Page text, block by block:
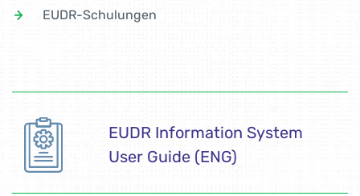
EUDR-Schulungen
EUDR Information System
User Guide (ENG)